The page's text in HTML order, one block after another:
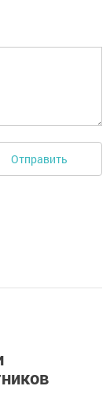
Отправить